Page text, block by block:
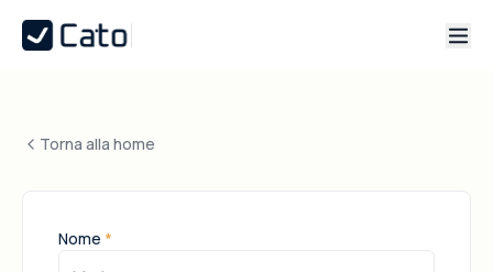
Torna alla home
Nome *